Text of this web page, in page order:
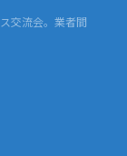
交流会。業者間